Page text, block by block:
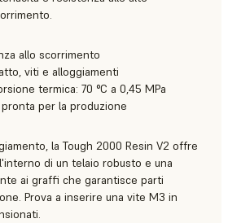
allo scorrimento
viti e alloggiamenti
termica: 70 °C a 0,45 MPa
per la produzione
la Tough 2000 Resin V2 offre
di un telaio robusto e una
ai graffi che garantisce parti
Prova a inserire una vite M3 in